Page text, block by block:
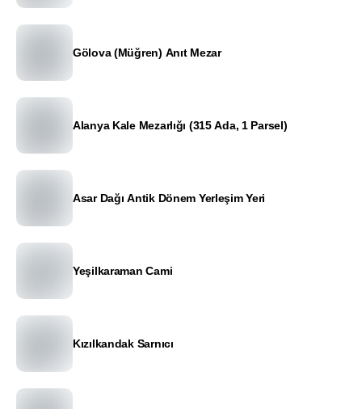
Gölova (Müğren) Anıt Mezar
Alanya Kale Mezarlığı (315 Ada, 1 Parsel)
Asar Dağı Antik Dönem Yerleşim Yeri
Yeşilkaraman Cami
Kızılkandak Sarnıcı